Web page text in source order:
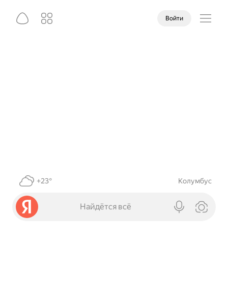
Войти
+23° Колумбус
Найдётся всё